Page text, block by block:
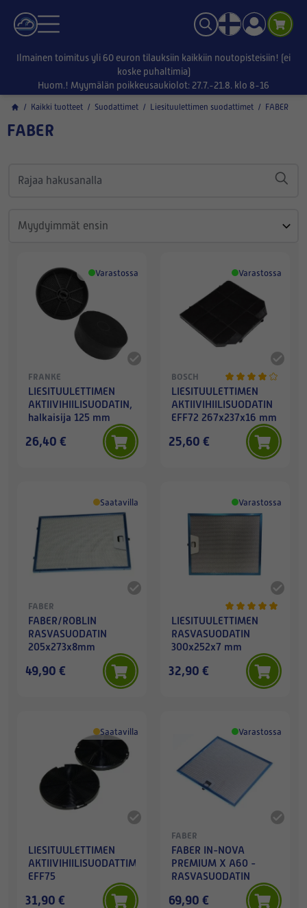
Ilmainen toimitus yli 60 euron tilauksiin kaikkiin noutopisteisiin! (ei
koske puhaltimia)
Huom.! Myymälän poikkeusaukiolot: 27.7.-21.8. klo 8-16
/ Kaikki tuotteet / Suodattimet / Liesituulettimen suodattimet / FABER
FABER
Varastossa
FRANKE
LIESITUULETTIMEN
AKTIIVIHIILISUODATIN,
halkaisija 125 mm
26,40 €
Varastossa
BOSCH
LIESITUULETTIMEN
AKTIIVIHIILISUODATIN
EFF72 267x237x16 mm
25,60 €
Saatavilla
FABER
FABER/ROBLIN
RASVASUODATIN
205x273x8mm
49,90 €
Varastossa
LIESITUULETTIMEN
RASVASUODATIN
300x252x7 mm
32,90 €
Saatavilla
LIESITUULETTIMEN
AKTIIVIHIILISUODATTIMET
EFF75
31,90 €
Varastossa
FABER
FABER IN-NOVA
PREMIUM X A60 -
RASVASUODATIN
69,90 €